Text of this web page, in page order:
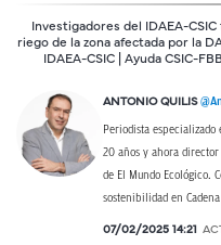
Investigadores del IDAEA-
riego de la zona afectada por la
IDAEA-CSIC | Ayuda CSIC-
ANTONIO QUILIS
Periodista
20 años y ahora director
de El Mundo Ecológico.
sostenibilidad en Cadena
07/02/2025 14:21